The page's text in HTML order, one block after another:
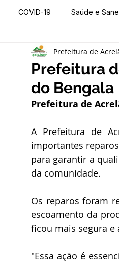
COVID-19 Saúde e
Infraestrutura e Obras
Administração e Finanças
Datas Comemorativas
Avisos e Convites Emenda
Esporte
Prefeitura
do Bengala
Prefeitura de
Prefeitura de
A Prefeitura de
importantes
para garantir a
da comunidade.
Os reparos foram
escoamento da
ficou mais segura e
"Essa ação é